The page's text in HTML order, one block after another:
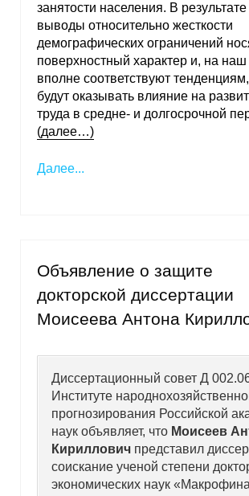
Диссертационный совет
О совете
Материалы
Конкурсы и вакансии
Контакты
занятости населения. В
выводы относительно жесткости
демографических ограничений
поверхностный характер и, на наш
вполне соответствуют
будут оказывать влияние на
труда в средне- и долгосрочной
(далее…)
Далее...
Объявление о защите
докторской диссертации
Моисеева Антона
Диссертационный совет Д
Институте
прогнозирования Российской
наук объявляет, что Моисеев
Кириллович представил
соискание ученой степени
экономических наук